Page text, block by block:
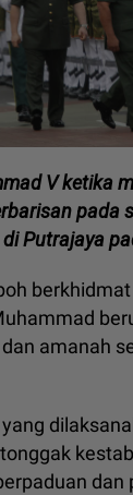
V ketika
pada
Putrajaya
amanah
dan